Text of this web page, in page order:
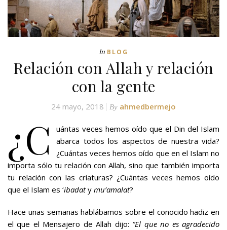
In BLOG
Relación con Allah y relación
con la gente
24 mayo, 2018 By ahmedbermejo
¿C
uántas veces hemos oído que el Din del Islam
abarca todos los aspectos de nuestra vida?
¿Cuántas veces hemos oído que en el Islam no
importa sólo tu relación con Allah, sino que también importa
tu relación con las criaturas? ¿Cuántas veces hemos oído
que el Islam es ‘ibadaty mu’amalat?
Hace unas semanas hablábamos sobre el conocido hadiz en
el que el Mensajero de Allah dijo: “El que no es agradecido